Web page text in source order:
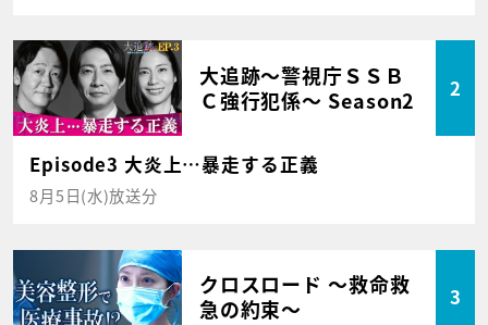
大追跡～警視庁ＳＳＢ
Ｃ強行犯係～ Season2
2
Episode3 大炎上…暴走する正義
8月5日(水)放送分
クロスロード ～救命救
急の約束～
3